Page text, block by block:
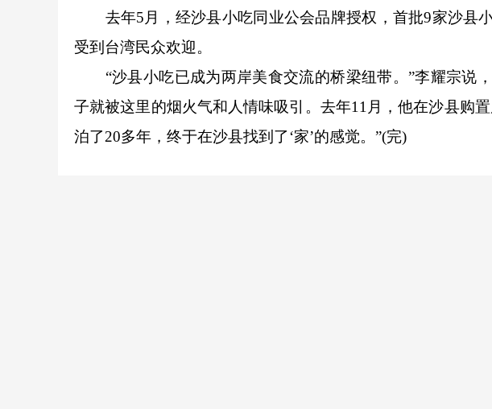
去年5月，经沙县小吃同业公会品牌授权，首批9家沙县小
受到台湾民众欢迎。
“沙县小吃已成为两岸美食交流的桥梁纽带。”李耀宗说
子就被这里的烟火气和人情味吸引。去年11月，他在沙县购
泊了20多年，终于在沙县找到了‘家’的感觉。”(完)